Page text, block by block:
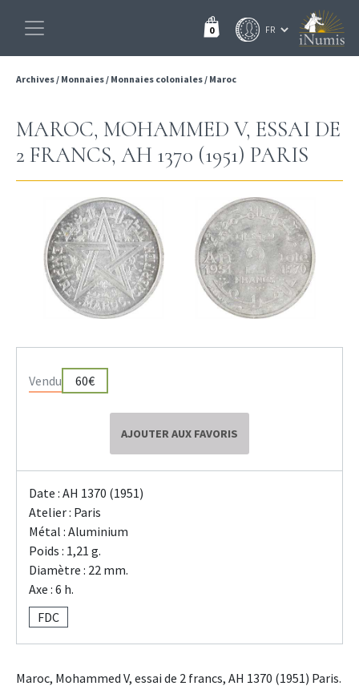
0
Archives/ Monnaies/ Monnaies coloniales/ Maroc
MAROC, MOHAMMED V, ESSAI DE
2 FRANCS, AH 1370 (1951) PARIS
Vendu 60€
AJOUTER AUX FAVORIS
Date : AH 1370 (1951)
Atelier : Paris
Métal : Aluminium
Poids : 1,21 g.
Diamètre : 22 mm.
Axe : 6 h.
FDC
Maroc, Mohammed V, essai de 2 francs, AH 1370 (1951) Paris.